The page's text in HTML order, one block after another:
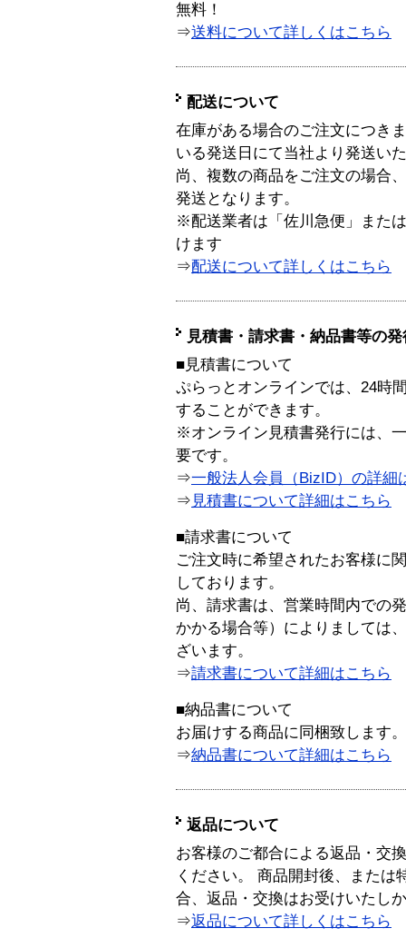
無料！
⇒送料について詳しくはこちら
配送について
在庫がある場合のご注文につき
いる発送日にて当社より発送い
尚、複数の商品をご注文の場合
発送となります。
※配送業者は「佐川急便」また
けます
⇒配送について詳しくはこちら
見積書・請求書・納品書等の
■見積書について
ぷらっとオンラインでは、24時
することができます。
※オンライン見積書発行には、
要です。
⇒一般法人会員（BizID）の詳細
⇒ 見積書について詳細はこちら
■請求書について
ご注文時に希望されたお客様に
しております。
尚、請求書は、営業時間内での
かかる場合等）によりましては
ざいます。
⇒請求書について詳細はこちら
■納品書について
お届けする商品に同梱致します。
⇒納品書について詳細はこちら
返品について
お客様のご都合による返品・交
ください。 商品開封後、または
合、返品・交換はお受けいたし
⇒返品について詳しくはこちら